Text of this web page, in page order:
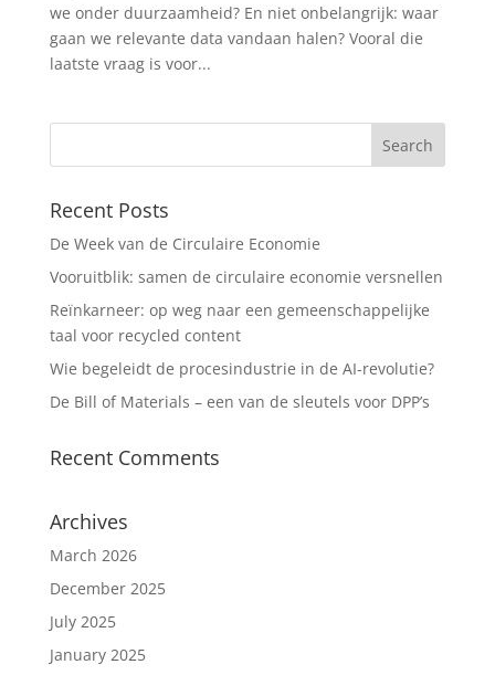
we onder duurzaamheid? En niet onbelangrijk: waar
gaan we relevante data vandaan halen? Vooral die
laatste vraag is voor...
Recent Posts
De Week van de Circulaire Economie
Vooruitblik: samen de circulaire economie versnellen
Reïnkarneer: op weg naar een gemeenschappelijke
taal voor recycled content
Wie begeleidt de procesindustrie in de AI-revolutie?
De Bill of Materials – een van de sleutels voor DPP’s
Recent Comments
Archives
March 2026
December 2025
July 2025
January 2025